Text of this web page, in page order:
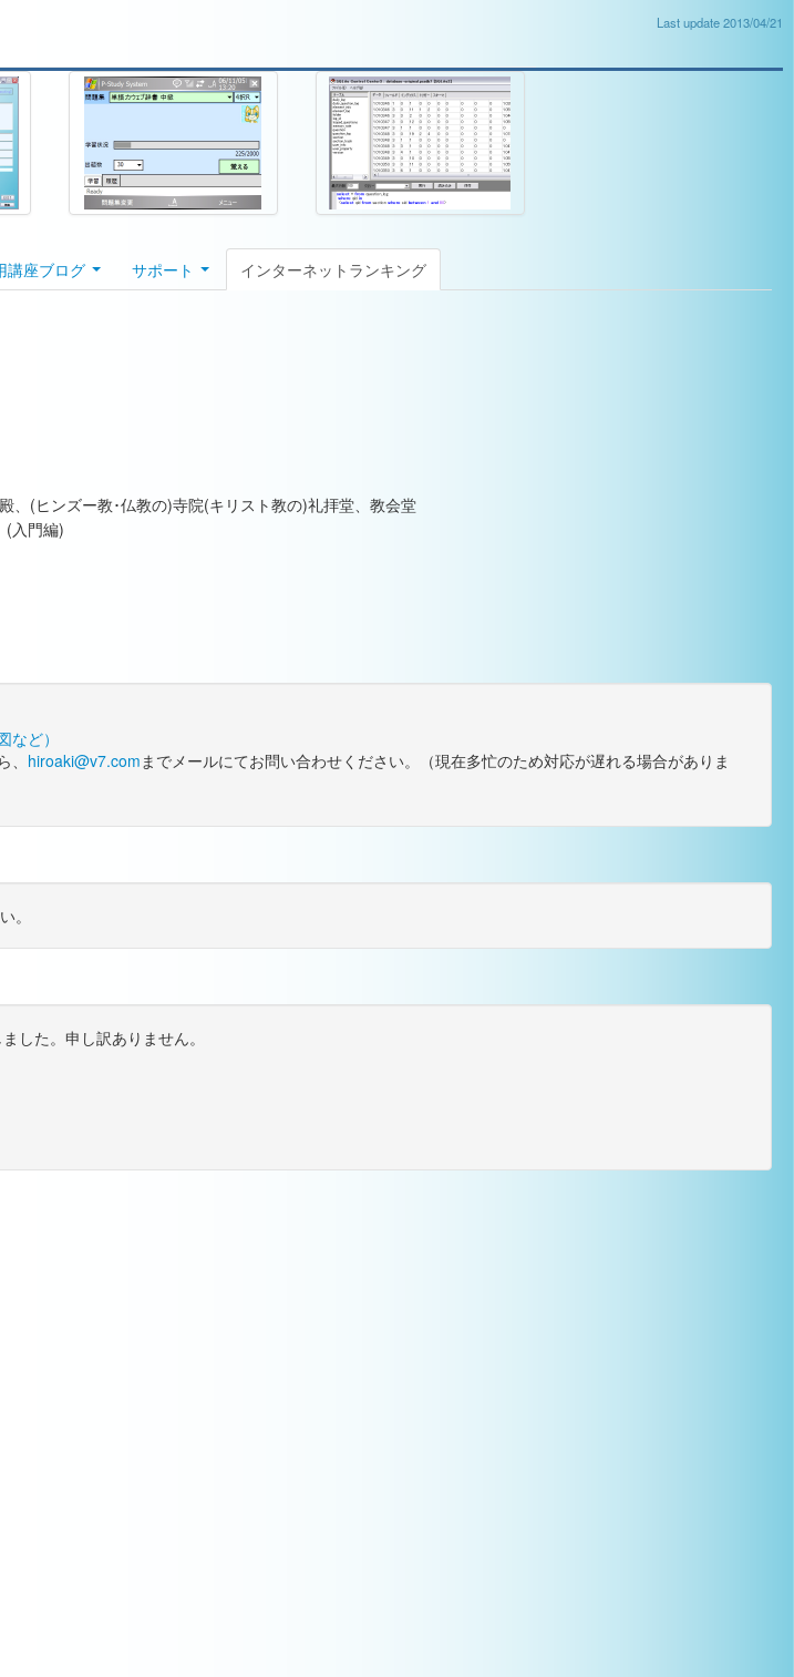
Last update 2013/04/21
講座ブログ サポート インターネットランキング
、(ヒンズー教･仏教の)寺院(キリスト教の)礼拝堂、教会堂
(入門編)
ど）
hiroaki@v7.comまでメールにてお問い合わせください。（現在多忙のため対応が遅れる場合がありま
。
した。申し訳ありません。